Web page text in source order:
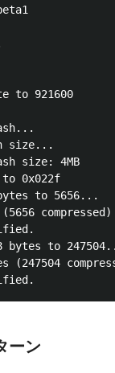
to 921600
size...
size: 4MB
to 0x022f
bytes to 5656...
(5656
bytes to
(247504
ーン